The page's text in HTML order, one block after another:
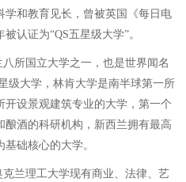
学和教育见长，曾被英国《每日电
认证为“QS五星级大学”。
国立大学之一，也是世界闻名
级大学，林肯大学是南半球第一所
设景观建筑专业的大学，第一个
酒的科研机构，新西兰拥有最高
础核心的大学。
兰理工大学现有商业、法律、艺